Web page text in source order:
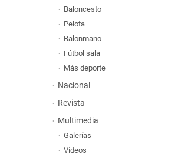
Baloncesto
Pelota
Balonmano
Fútbol sala
Más deporte
Nacional
Revista
Multimedia
Galerías
Vídeos